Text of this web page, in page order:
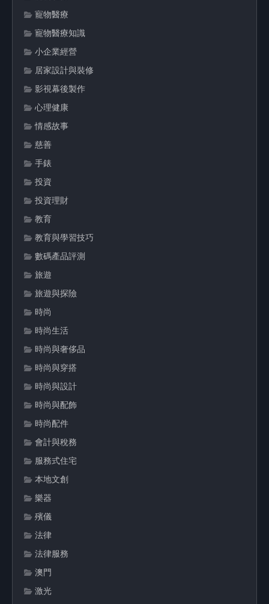
寵物醫療
寵物醫療知識
小企業經營
居家設計與裝修
影視幕後製作
心理健康
情感故事
慈善
手錶
投資
投資理財
教育
教育與學習技巧
數碼產品評測
旅遊
旅遊與探險
時尚
時尚生活
時尚與奢侈品
時尚與穿搭
時尚與設計
時尚與配飾
時尚配件
會計與稅務
服務式住宅
本地文創
樂器
殯儀
法律
法律服務
澳門
激光